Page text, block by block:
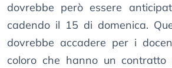
dovrebbe però essere
cadendo il 15 di domenica.
dovrebbe accadere per i
coloro che hanno un contratto